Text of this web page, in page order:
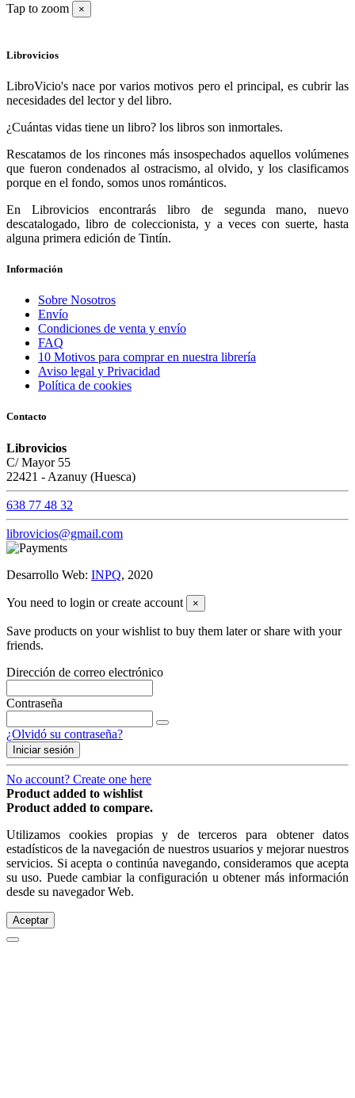
Tap to zoom ×
Librovicios
LibroVicio's nace por varios motivos pero el principal, es cubrir las
necesidades del lector y del libro.
¿Cuántas vidas tiene un libro? los libros son inmortales.
Rescatamos de los rincones más insospechados aquellos volúmenes
que fueron condenados al ostracismo, al olvido, y los clasificamos
porque en el fondo, somos unos románticos.
En Librovicios encontrarás libro de segunda mano, nuevo
descatalogado, libro de coleccionista, y a veces con suerte, hasta
alguna primera edición de Tintín.
Información
Sobre Nosotros
Envío
Condiciones de venta y envío
FAQ
10 Motivos para comprar en nuestra librería
Aviso legal y Privacidad
Política de cookies
Contacto
Librovicios
C/ Mayor 55
22421 - Azanuy (Huesca)
638 77 48 32
librovicios@gmail.com
Desarrollo Web: INPQ, 2020
You need to login or create account ×
Save products on your wishlist to buy them later or share with your
friends.
Dirección de correo electrónico
Contraseña
¿Olvidó su contraseña?
Iniciar sesión
No account? Create one here
Product added to wishlist
Product added to compare.
Utilizamos cookies propias y de terceros para obtener datos
estadísticos de la navegación de nuestros usuarios y mejorar nuestros
servicios. Si acepta o continúa navegando, consideramos que acepta
su uso. Puede cambiar la configuración u obtener más información
desde su navegador Web.
Aceptar